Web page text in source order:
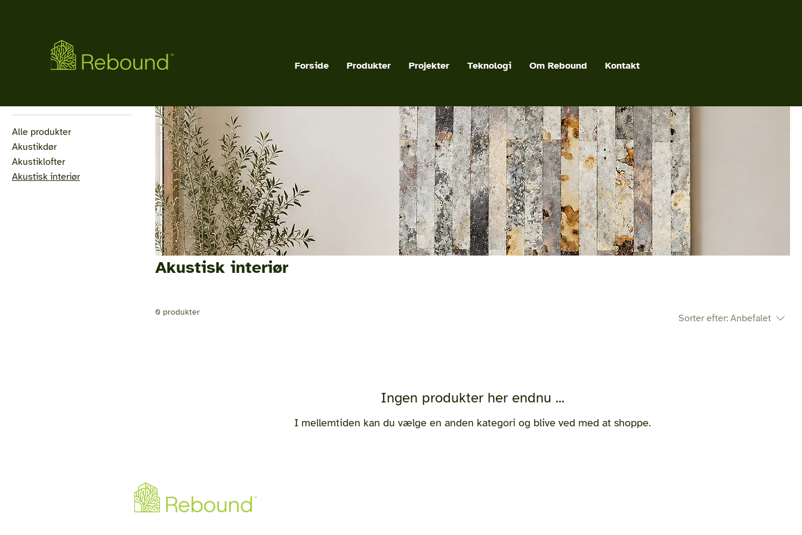
Forside Produkter Projekter Teknologi Om Rebound Kontakt
Akustisk interiør
Alle produkter
Akustikdør
Akustiklofter
Akustisk interiør
Akustisk interiør
0 produkter
Sorter efter: Anbefalet
Ingen produkter her endnu ...
I mellemtiden kan du vælge en anden kategori og blive ved med at shoppe.